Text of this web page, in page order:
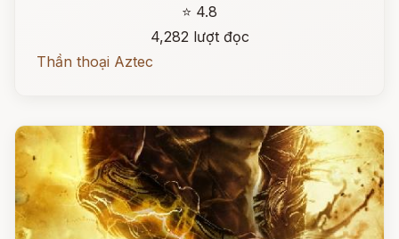
⭐ 4.8
4,282 lượt đọc
Thần thoại Aztec